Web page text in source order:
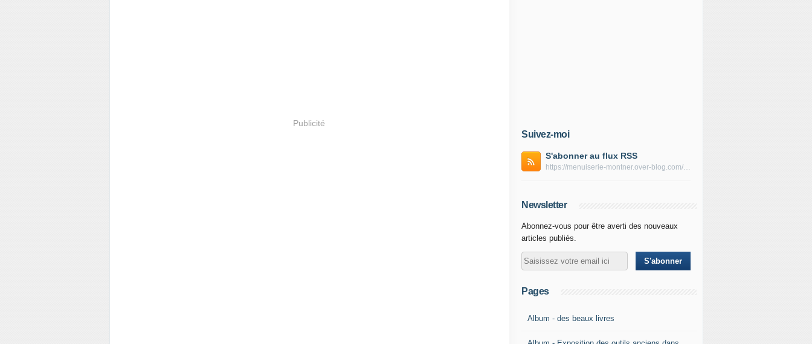
Publicité
Suivez-moi
S'abonner au flux RSS
https://menuiserie-montner.over-blog.com/rss
Newsletter
Abonnez-vous pour être averti des nouveaux
articles publiés.
Pages
Album - des beaux livres